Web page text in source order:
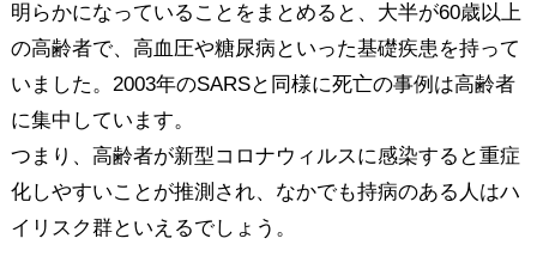
明らかになっていることをまとめると、大半が60歳以上
の高齢者で、高血圧や糖尿病といった基礎疾患を持って
いました。2003年のSARSと同様に死亡の事例は高齢者
に集中しています。
つまり、高齢者が新型コロナウィルスに感染すると重症
化しやすいことが推測され、なかでも持病のある人はハ
イリスク群といえるでしょう。